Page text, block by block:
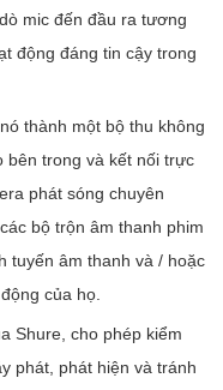
mic đến đầu ra tương
động đáng tin cậy trong
thành một bộ thu không
bên trong và kết nối trực
phát sóng chuyên
bộ trộn âm thanh phim
tuyến âm thanh và / hoặc
của họ.
Shure, cho phép kiểm
phát, phát hiện và tránh